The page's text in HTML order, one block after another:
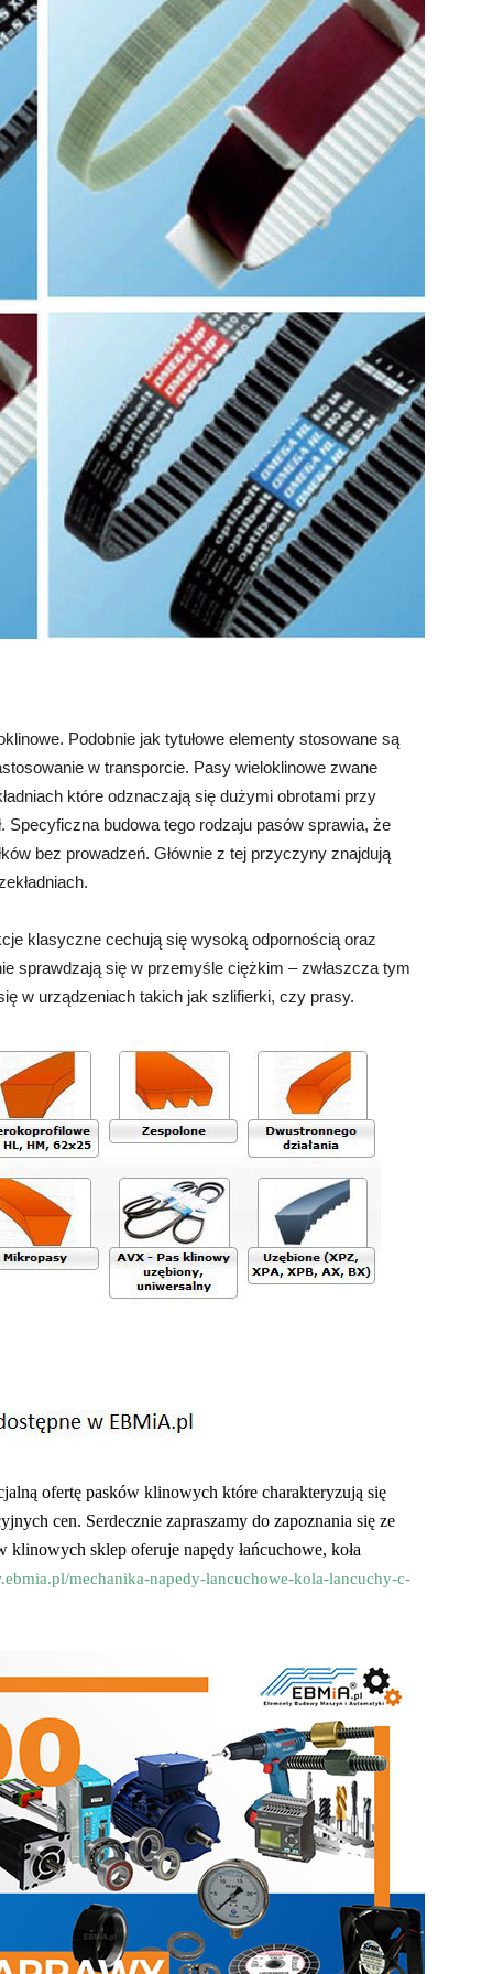
Podobnie jak tytułowe elementy stosowane są
w transporcie. Pasy wieloklinowe zwane
które odznaczają się dużymi obrotami przy
Specyficzna budowa tego rodzaju pasów sprawia, że
bez prowadzeń. Głównie z tej przyczyny znajdują
klasyczne cechują się wysoką odpornością oraz
sprawdzają się w przemyśle ciężkim – zwłaszcza tym
w urządzeniach takich jak szlifierki, czy prasy.
ofertę pasków klinowych które charakteryzują się
cen. Serdecznie zapraszamy do zapoznania się ze
sklep oferuje napędy łańcuchowe, koła
mechanika-napedy-lancuchowe-kola-lancuchy-c-